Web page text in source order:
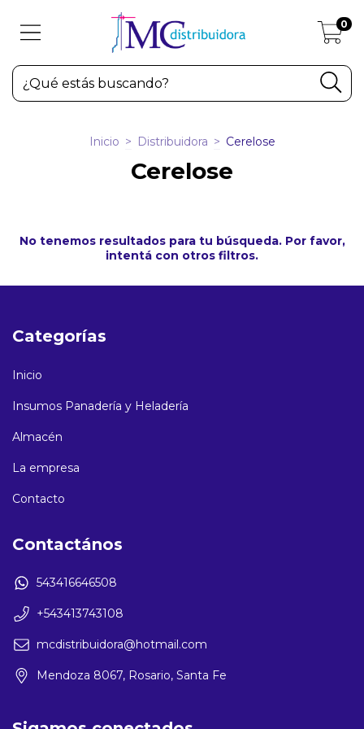
0
Inicio > Distribuidora > Cerelose
Cerelose
No tenemos resultados para tu búsqueda. Por favor,
intentá con otros filtros.
Categorías
Inicio
Insumos Panadería y Heladería
Almacén
La empresa
Contacto
Contactános
543416646508
+543413743108
mcdistribuidora@hotmail.com
Mendoza 8067, Rosario, Santa Fe